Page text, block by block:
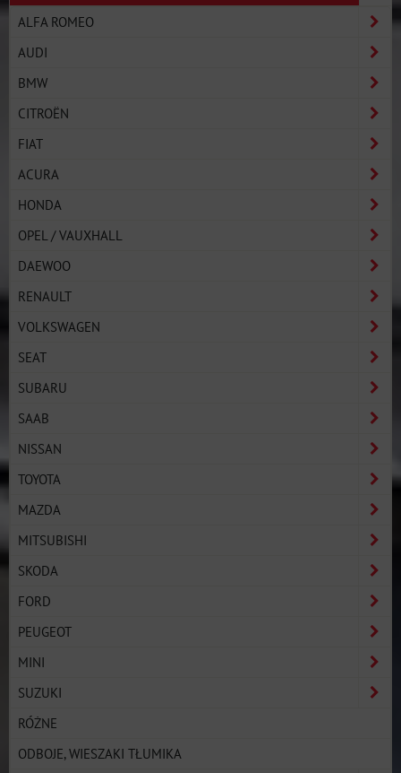
ALFA ROMEO
AUDI
BMW
CITROËN
FIAT
ACURA
HONDA
OPEL / VAUXHALL
DAEWOO
RENAULT
VOLKSWAGEN
SEAT
SUBARU
SAAB
NISSAN
TOYOTA
MAZDA
MITSUBISHI
SKODA
FORD
PEUGEOT
MINI
SUZUKI
RÓŻNE
ODBOJE, WIESZAKI TŁUMIKA